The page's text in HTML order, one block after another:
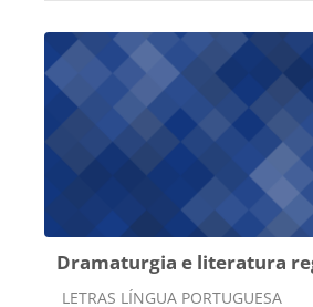
Dramaturgia e literatura
Categoria do curso
LETRAS LÍNGUA PORTUGUESA